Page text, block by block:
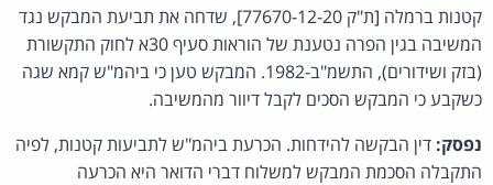
קטנות ברמלה [ת"ק 77670-12-20], שדחה את תביעת המבקש נגד
המשיבה בגין הפרה נטענת של הוראות סעיף 30א לחוק התקשורת
(בזק ושידורים), התשמ"ב-1982. המבקש טען כי ביהמ"ש קמא שגה
כשקבע כי המבקש הסכים לקבל דיוור מהמשיבה.
נפסק: דין הבקשה להידחות. הכרעת ביהמ"ש לתביעות קטנות, לפיה
התקבלה הסכמת המבקש למשלוח דברי הדואר היא הכרעה